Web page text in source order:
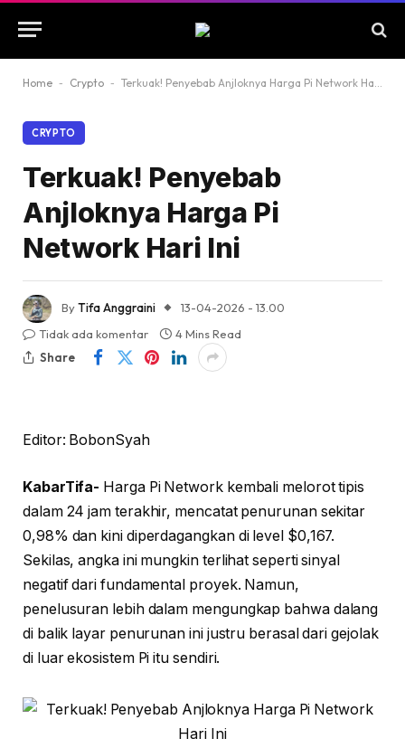
Home - Crypto - Terkuak! Penyebab Anjloknya Harga Pi Network Hari Ini
CRYPTO
Terkuak! Penyebab
Anjloknya Harga Pi
Network Hari Ini
ByTifa Anggraini
13-04-2026 - 13.00
Tidak ada komentar
4 Mins Read
Share
Editor: BobonSyah
KabarTifa- Harga Pi Network kembali melorot tipis
dalam 24 jam terakhir, mencatat penurunan sekitar
0,98% dan kini diperdagangkan di level $0,167.
Sekilas, angka ini mungkin terlihat seperti sinyal
negatif dari fundamental proyek. Namun,
penelusuran lebih dalam mengungkap bahwa dalang
di balik layar penurunan ini justru berasal dari gejolak
di luar ekosistem Pi itu sendiri.